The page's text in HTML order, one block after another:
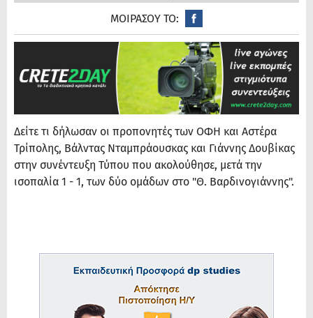
ΜΟΙΡΑΣΟΥ ΤΟ:
Δείτε τι δήλωσαν οι προπονητές των ΟΦΗ και Αστέρα
Τρίπολης, Βάλντας Νταμπράουσκας και Γιάννης Δουβίκας
στην συνέντευξη Τύπου που ακολούθησε, μετά την
ισοπαλία 1 - 1, των δύο ομάδων στο "Θ. Βαρδινογιάννης".